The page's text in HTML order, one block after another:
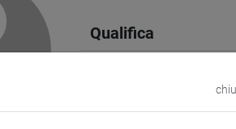
Qualifica
Sito web